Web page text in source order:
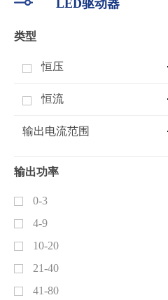
LED驱动器
类型
恒压
恒流
输出电流范围
输出功率
0-3
4-9
10-20
21-40
41-80